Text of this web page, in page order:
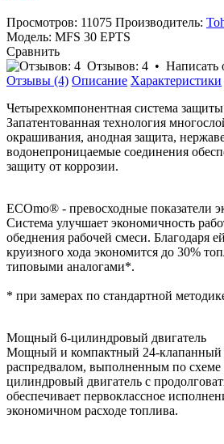
Просмотров: 11075 Производитель:
Модель: MFS 30 EPTS
Сравнить
Отзывов: 4 • Написать
Отзывы (4) Описание Характеристики
Четырехкомпонентная система
Запатентованная технология
окрашивания, анодная защита,
водонепроницаемые соединения
защиту от коррозии.
ECOmo® - превосходные показатели
Система улучшает экономичность
обеднения рабочей смеси. Благодаря
круизного хода экономится до 30%
типовыми аналогами*.
* при замерах по стандартной
Мощный 6-цилиндровый двигатель
Мощный и компактный 24-клапанный
распредвалом, выполненным по
цилиндровый двигатель с
обеспечивает первоклассное
экономичном расходе топлива.